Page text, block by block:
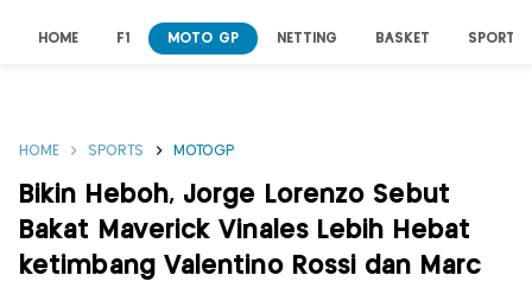
HOME F1 MOTO GP NETTING BASKET SPORT
HOME SPORTS MOTOGP
Bikin Heboh, Jorge Lorenzo Sebut
Bakat Maverick Vinales Lebih Hebat
ketimbang Valentino Rossi dan Marc